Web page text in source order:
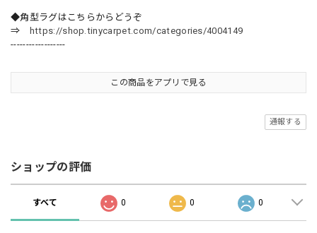
◆角型ラグはこちらからどうぞ
⇒
https://shop.tinycarpet.com/categories/4004149
------------------
この商品をアプリで見る
通報する
ショップの評価
すべて 0 0 0